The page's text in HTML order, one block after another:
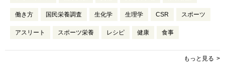
働き方 国民栄養調査 生化学 生理学 CSR スポーツ
アスリート スポーツ栄養 レシピ 健康 食事
もっと見る